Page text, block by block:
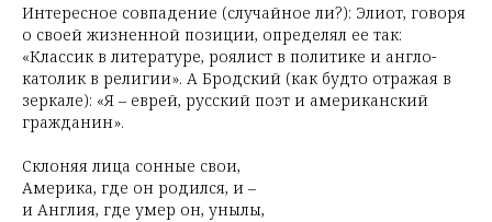
Интересное совпадение (случайное ли?): Элиот, говоря
о своей жизненной позиции, определял ее так:
«Классик в литературе, роялист в политике и англо-
католик в религии». А Бродский (как будто отражая в
зеркале): «Я – еврей, русский поэт и американский
гражданин».
Склоняя лица сонные свои,
Америка, где он родился, и –
и Англия, где умер он, унылы,